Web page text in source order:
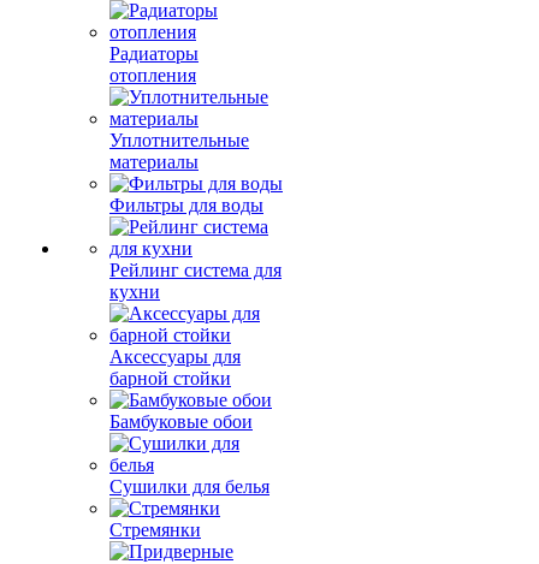
Радиаторы
отопления
Уплотнительные
материалы
Фильтры для воды
Рейлинг система для
кухни
Аксессуары для
барной стойки
Бамбуковые обои
Сушилки для белья
Стремянки